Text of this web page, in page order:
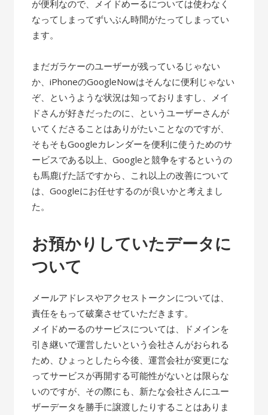
が便利なので、メイドめーるについては使わなく
なってしまってずいぶん時間がたってしまってい
ます。
まだガラケーのユーザーが残っているじゃない
か、iPhoneのGoogleNowはそんなに便利じゃない
ぞ、というような状況は知っておりますし、メイ
ドさんが好きだったのに、というユーザーさんが
いてくださることはありがたいことなのですが、
そもそもGoogleカレンダーを便利に使うためのサ
ービスである以上、Googleと競争をするというの
も馬鹿げた話ですから、これ以上の改善について
は、Googleにお任せするのが良いかと考えまし
た。
お預かりしていたデータに
ついて
メールアドレスやアクセストークンについては、
責任をもって破棄させていただきます。
メイドめーるのサービスについては、ドメインを
引き継いで運営したいという会社さんがおられる
ため、ひょっとしたら今後、運営会社が変更にな
ってサービスが再開する可能性がないとは限らな
いのですが、その際にも、新たな会社さんにユー
ザーデータを勝手に譲渡したりすることはありま